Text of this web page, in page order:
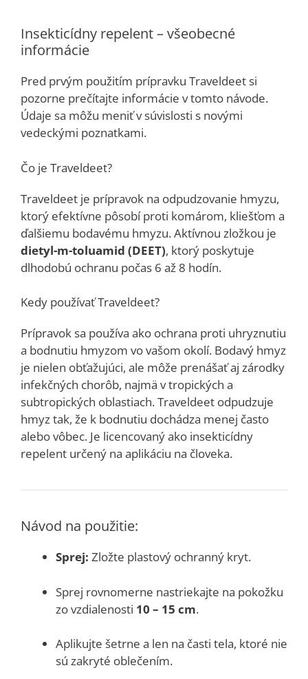
Insekticídny repelent – všeobecné
informácie
Pred prvým použitím prípravku Traveldeet si
pozorne prečítajte informácie v tomto návode.
Údaje sa môžu meniť v súvislosti s novými
vedeckými poznatkami.
Čo je Traveldeet?
Traveldeet je prípravok na odpudzovanie hmyzu,
ktorý efektívne pôsobí proti komárom, kliešťom a
ďalšiemu bodavému hmyzu. Aktívnou zložkou je
dietyl-m-toluamid (DEET), ktorý poskytuje
dlhodobú ochranu počas 6 až 8 hodín.
Kedy používať Traveldeet?
Prípravok sa používa ako ochrana proti uhryznutiu
a bodnutiu hmyzom vo vašom okolí. Bodavý hmyz
je nielen obťažujúci, ale môže prenášať aj zárodky
infekčných chorôb, najmä v tropických a
subtropických oblastiach. Traveldeet odpudzuje
hmyz tak, že k bodnutiu dochádza menej často
alebo vôbec. Je licencovaný ako insekticídny
repelent určený na aplikáciu na človeka.
Návod na použitie:
Sprej: Zložte plastový ochranný kryt.
Sprej rovnomerne nastriekajte na pokožku
zo vzdialenosti 10 – 15 cm.
Aplikujte šetrne a len na časti tela, ktoré nie
sú zakryté oblečením.